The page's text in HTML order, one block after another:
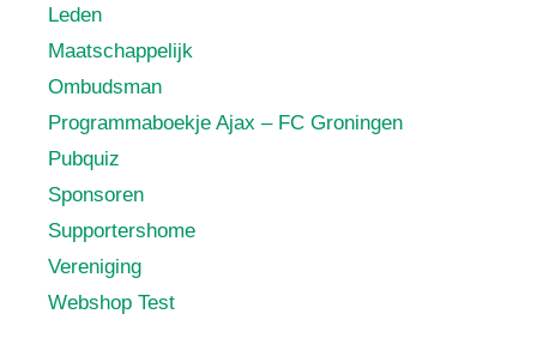
Leden
Maatschappelijk
Ombudsman
Programmaboekje Ajax – FC Groningen
Pubquiz
Sponsoren
Supportershome
Vereniging
Webshop Test